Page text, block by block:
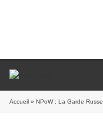
Accueil » NPoW : La Garde Russe.